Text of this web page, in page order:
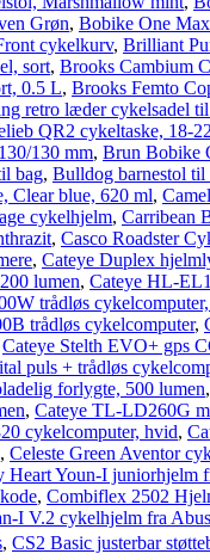
Grøn, Bobike One
cykelkurv, Brilliant
sort, Brooks Cambium
0.5 L, Brooks Femto
retro læder cykelsadel
QR2 cykeltaske, 18-
130 mm, Brun Bobike
bag, Bulldog barnestol til
Clear blue, 620 ml,
cykelhjelm, Carribean
, Casco Roadster
, Cateye Duplex
lumen, Cateye HL-
trådløs
trådløs cykelcomputer,
Cateye Stelth EVO+ gps
puls + trådløs
forlygte, 500 lumen,
, Cateye TL-LD260G
cykelcomputer, hvid,
, Celeste Green Aventor
Heart Youn-I juniorhjelm
, Combiflex 2502
I V.2 cykelhjelm fra Abus
, CS2 Basic justerbar